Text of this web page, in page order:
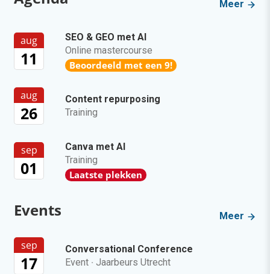
Meer
aug
11
SEO & GEO met AI
Online mastercourse
Beoordeeld met een 9!
aug
26
Content repurposing
Training
sep
01
Canva met AI
Training
Laatste plekken
Events Meer
sep
17
Conversational Conference
Event · Jaarbeurs Utrecht